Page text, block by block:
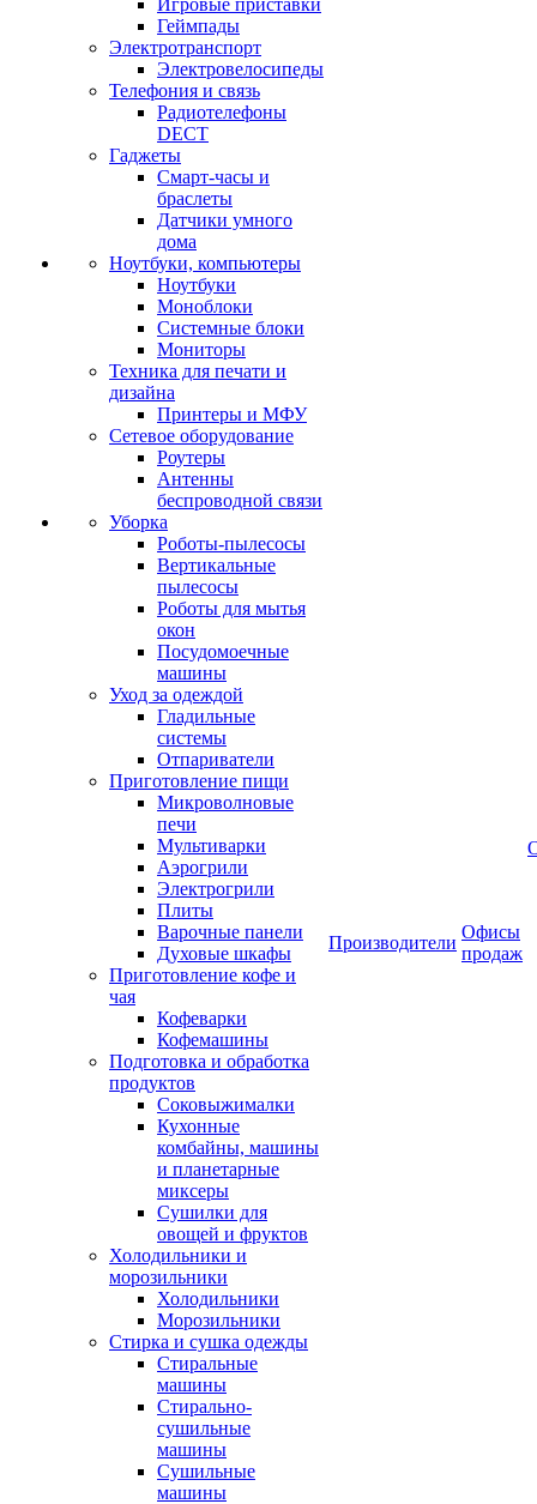
Игровые приставки
Геймпады
Электротранспорт
Электровелосипеды
Телефония и связь
Радиотелефоны
DECT
Гаджеты
Смарт-часы и
браслеты
Датчики умного
дома
Ноутбуки, компьютеры
Ноутбуки
Моноблоки
Системные блоки
Мониторы
Техника для печати и
дизайна
Принтеры и МФУ
Сетевое оборудование
Роутеры
Антенны
беспроводной связи
Уборка
Роботы-пылесосы
Вертикальные
пылесосы
Роботы для мытья
окон
Посудомоечные
машины
Уход за одеждой
Гладильные
системы
Отпариватели
Приготовление пищи
Микроволновые
печи
Мультиварки
Аэрогрили
Электрогрили
Плиты
Варочные панели
Духовые шкафы
Приготовление кофе и
чая
Кофеварки
Кофемашины
Подготовка и обработка
продуктов
Соковыжималки
Кухонные
комбайны, машины
и планетарные
миксеры
Сушилки для
овощей и фруктов
Холодильники и
морозильники
Холодильники
Морозильники
Стирка и сушка одежды
Стиральные
машины
Стирально-
сушильные
машины
Сушильные
машины
Производители
Офисы
продаж